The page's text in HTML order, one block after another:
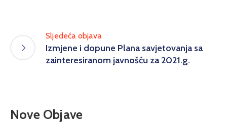
Sljedeća objava
Izmjene i dopune Plana savjetovanja sa
zainteresiranom javnošću za 2021.g.
Nove Objave